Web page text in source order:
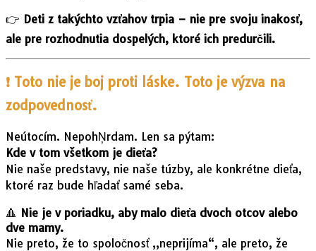
👉 Deti z takýchto vzťahov trpia – nie pre svoju inakosť,
ale pre rozhodnutia dospelých, ktoré ich predurčili.
❗ Toto nie je boj proti láske. Toto je výzva na
zodpovednosť.
Neútocím. NepohŅrdam. Len sa pýtam:
Kde v tom všetkom je dieťa?
Nie naše predstavy, nie naše túzby, ale konkrétne dieťa,
ktoré raz bude hľadať samé seba.
🔺 Nie je v poriadku, aby malo dieťa dvoch otcov alebo
dve mamy.
Nie preto, že to spoločnosť „neprijíma“, ale preto, že